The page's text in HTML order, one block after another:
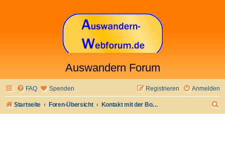
Auswandern Forum
FAQ Spenden Anmelden
Registrieren
Startseite Foren-Übersicht Kontakt mit der Board-Administration aufnehmen